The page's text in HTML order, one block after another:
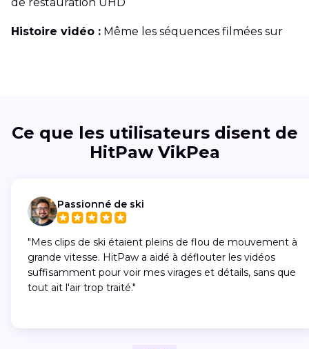
Histoire vidéo : Même les séquences filmées sur
Ce que les utilisateurs disent de
HitPaw VikPea
Passionné de ski
"Mes clips de ski étaient pleins de flou de mouvement à
grande vitesse. HitPaw a aidé à déflouter les vidéos
suffisamment pour voir mes virages et détails, sans que
tout ait l'air trop traité."